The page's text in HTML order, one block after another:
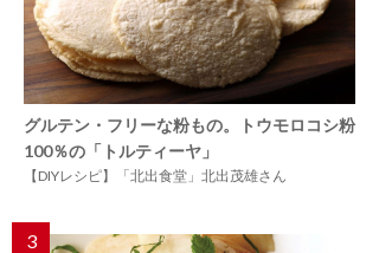
グルテン・フリーな粉もの。トウモロコシ粉
100％の「トルティーヤ」
【DIYレシピ】「北出食堂」北出茂雄さん
3